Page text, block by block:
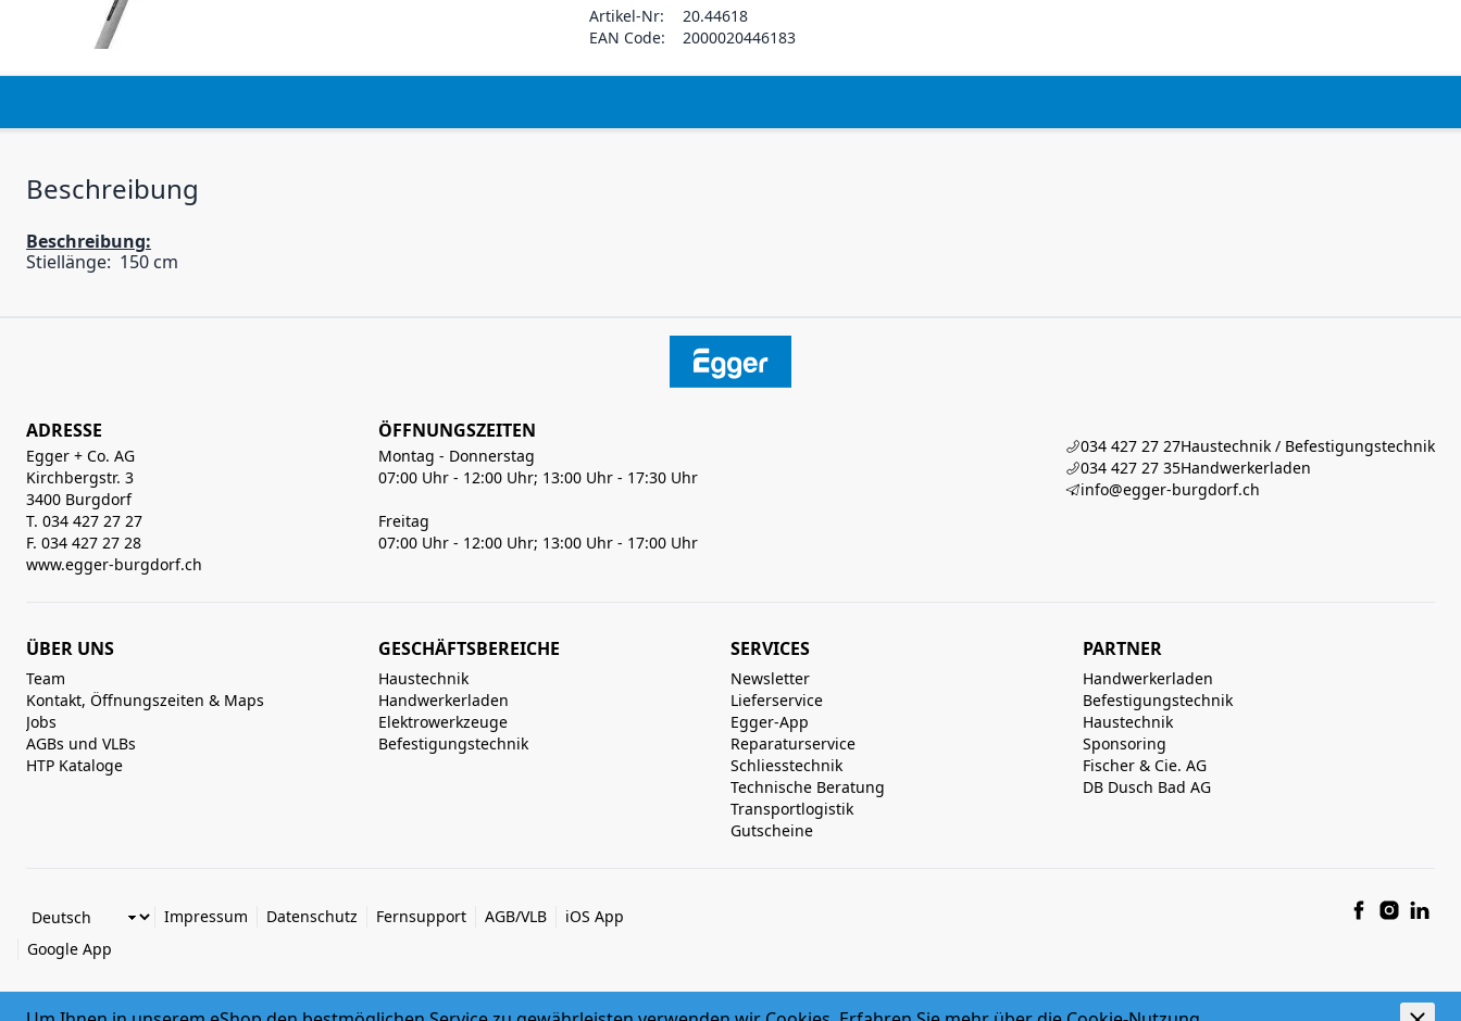
Artikel-Nr:
20.44618
EAN Code:
2000020446183
Beschreibung
Beschreibung:
Stiellänge: 150 cm
ADRESSE
Egger + Co. AG
Kirchbergstr. 3
3400 Burgdorf
T. 034 427 27 27
F. 034 427 27 28
www.egger-burgdorf.ch
ÖFFNUNGSZEITEN
Montag - Donnerstag
07:00 Uhr - 12:00 Uhr; 13:00 Uhr - 17:30 Uhr
Freitag
07:00 Uhr - 12:00 Uhr; 13:00 Uhr - 17:00 Uhr
034 427 27 27Haustechnik / Befestigungstechnik
034 427 27 35Handwerkerladen
info@egger-burgdorf.ch
ÜBER UNS
Team
Kontakt, Öffnungszeiten & Maps
Jobs
AGBs und VLBs
HTP Kataloge
GESCHÄFTSBEREICHE
Haustechnik
Handwerkerladen
Elektrowerkzeuge
Befestigungstechnik
SERVICES
Newsletter
Lieferservice
Egger-App
Reparaturservice
Schliesstechnik
Technische Beratung
Transportlogistik
Gutscheine
PARTNER
Handwerkerladen
Befestigungstechnik
Haustechnik
Sponsoring
Fischer & Cie. AG
DB Dusch Bad AG
Impressum Datenschutz Fernsupport AGB/VLB
iOS App
Google App